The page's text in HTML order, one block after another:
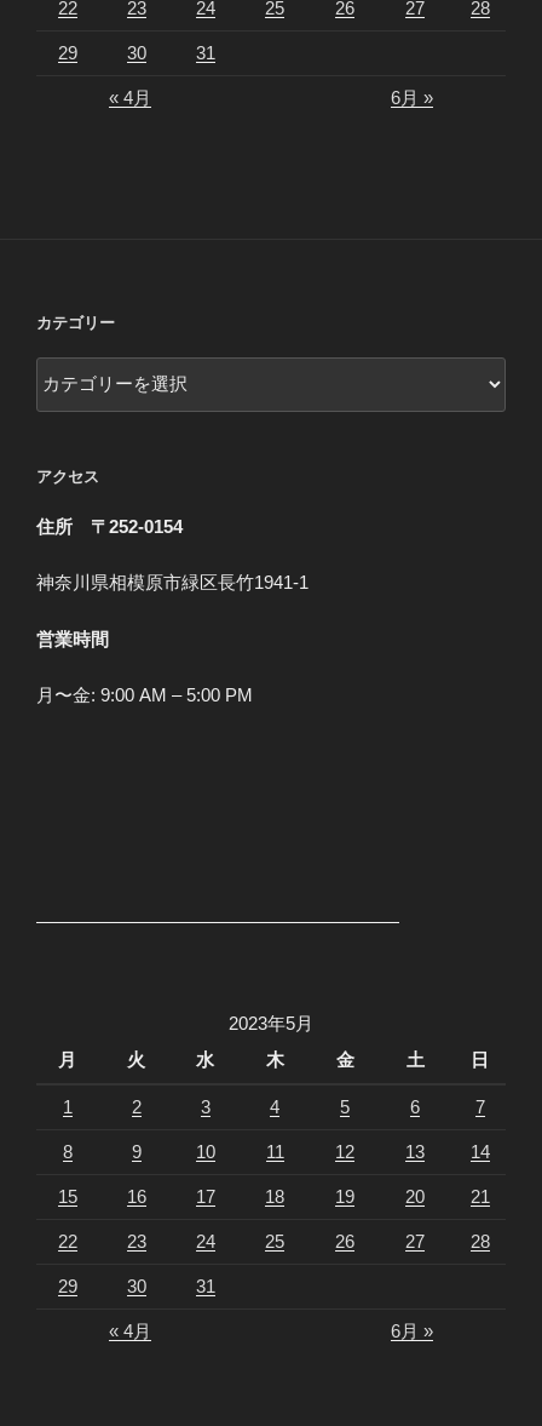
22 23 24 25 26 27 28
29 30 31
« 4月 6月 »
カテゴリー
テ
ー
アクセス
住所 〒252-0154
神奈川県相模原市緑区長竹1941-1
営業時間
月〜金: 9:00 AM – 5:00 PM
2023年5月
月
火 水 木 金 土 日
1 2 3 4 5 6 7
8 9 10 11 12 13 14
15 16 17 18 19 20 21
22 23 24 25 26 27 28
29 30 31
« 4月 6月 »